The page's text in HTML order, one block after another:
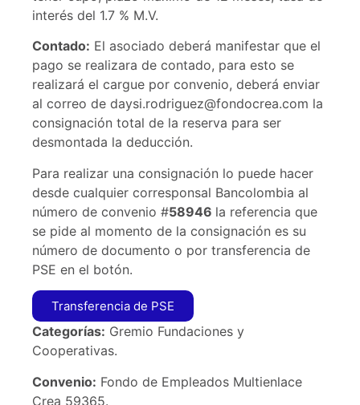
interés del 1.7 % M.V.
Contado: El asociado deberá manifestar que el
pago se realizara de contado, para esto se
realizará el cargue por convenio, deberá enviar
al correo de daysi.rodriguez@fondocrea.com la
consignación total de la reserva para ser
desmontada la deducción.
Para realizar una consignación lo puede hacer
desde cualquier corresponsal Bancolombia al
número de convenio #58946 la referencia que
se pide al momento de la consignación es su
número de documento o por transferencia de
PSE en el botón.
Transferencia de PSE
Categorías: Gremio Fundaciones y
Cooperativas.
Convenio: Fondo de Empleados Multienlace
Crea 59365.